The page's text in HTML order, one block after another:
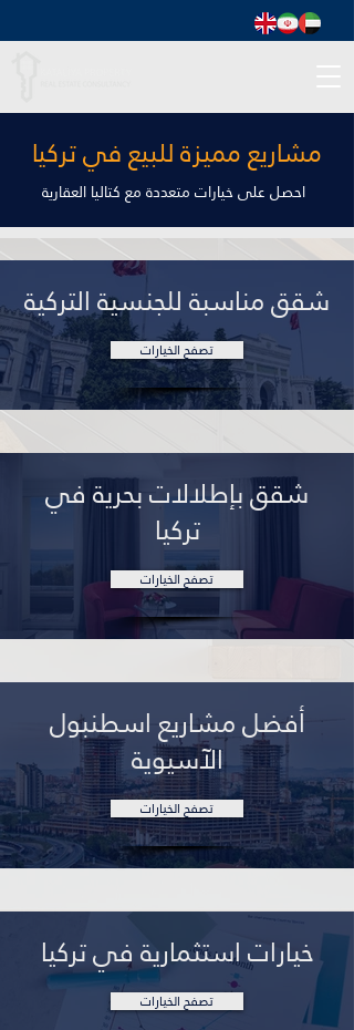
مشاريع مميزة للبيع في تركيا
احصل على خيارات متعددة مع كتاليا العقارية
شقق مناسبة للجنسية التركية
تصفح الخيارات
شقق بإطلالات بحرية في
تركيا
تصفح الخيارات
أفضل مشاريع اسطنبول
الآسيوية
تصفح الخيارات
خيارات استثمارية في تركيا
تصفح الخيارات